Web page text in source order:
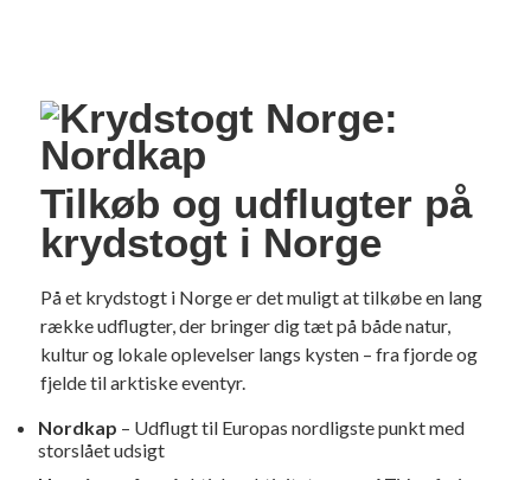
Tilkøb og udflugter på
krydstogt i Norge
På et krydstogt i Norge er det muligt at tilkøbe en lang
række udflugter, der bringer dig tæt på både natur,
kultur og lokale oplevelser langs kysten – fra fjorde og
fjelde til arktiske eventyr.
Nordkap – Udflugt til Europas nordligste punkt med
storslået udsigt